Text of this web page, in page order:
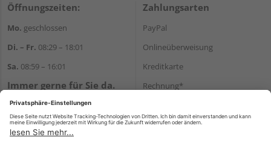
Öffnungszeiten:
Mo. geschlossen
Di. – Fr. 08:29 – 18:01
Sa. 08:59 – 16:01
Immer gerne für Sie da.
E-Mail:kontakt@holzziller.de
Zahlungsarten
PayPal
Onlineüberweisung
Kreditkarte
Rechnung*
Versand